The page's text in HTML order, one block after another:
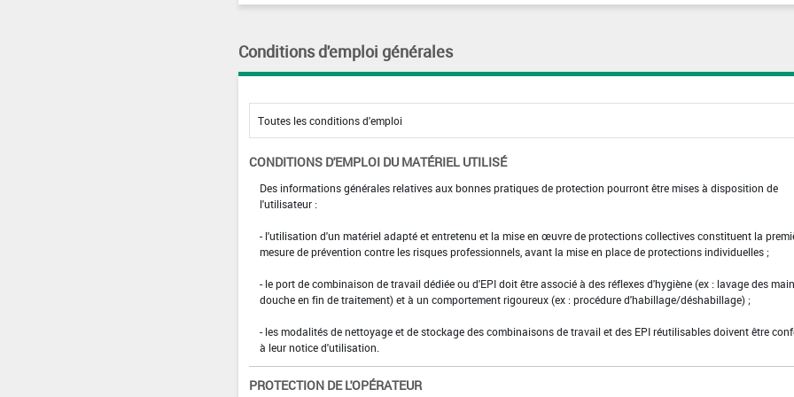
Conditions d'emploi générales
CONDITIONS D'EMPLOI DU MATÉRIEL UTILISÉ
Des informations générales relatives aux bonnes pratiques de protection pourront être mises à disposition de
l'utilisateur :
- l'utilisation d'un matériel adapté et entretenu et la mise en œuvre de protections collectives constituent la
mesure de prévention contre les risques professionnels, avant la mise en place de protections individuelles ;
- le port de combinaison de travail dédiée ou d'EPI doit être associé à des réflexes d'hygiène (ex : lavage des
douche en fin de traitement) et à un comportement rigoureux (ex : procédure d'habillage/déshabillage) ;
- les modalités de nettoyage et de stockage des combinaisons de travail et des EPI réutilisables doivent être
à leur notice d'utilisation.
PROTECTION DE L'OPÉRATEUR